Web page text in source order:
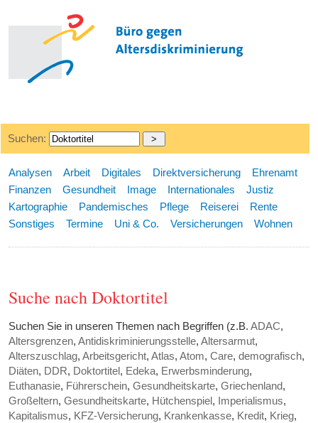
Suchen:
Analysen Arbeit Digitales Direktversicherung
Ehrenamt
Finanzen
Gesundheit Image Internationales
Justiz
Kartographie
Pandemisches Pflege Reiserei
Rente
Sonstiges
Termine Uni & Co. Versicherungen Wohnen
Suche nach Doktortitel
Suchen Sie in unseren Themen nach Begriffen (z.B.ADAC,
Altersgrenzen,Antidiskriminierungsstelle,Altersarmut,
Alterszuschlag,Arbeitsgericht,Atlas,Atom,Care,demografisch,
Diäten, DDR, Doktortitel, Edeka, Erwerbsminderung,
Euthanasie, Führerschein,Gesundheitskarte,Griechenland,
Großeltern,Gesundheitskarte, Hütchenspiel, Imperialismus,
Kapitalismus, KFZ-Versicherung, Krankenkasse, Kredit, Krieg,